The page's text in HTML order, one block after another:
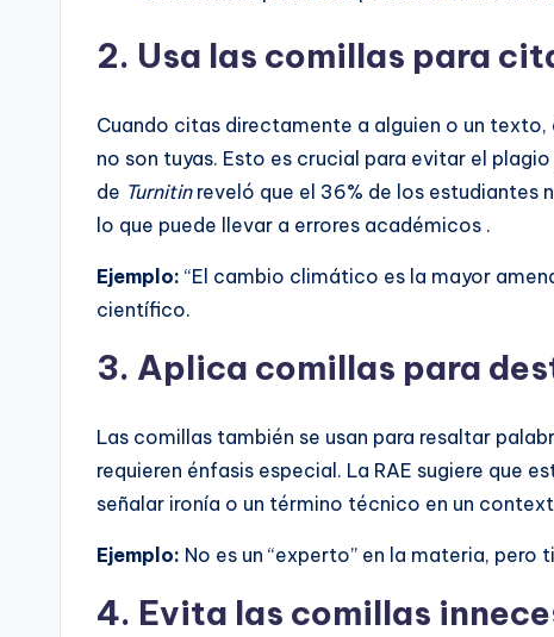
2. Usa las comillas para
Cuando citas directamente a alguien o un
no son tuyas. Esto es crucial para evitar el
de Turnitinreveló que el 36% de los estudiantes
lo que puede llevar a errores académicos .
Ejemplo: “El cambio climático es la mayor
científico.
3. Aplica comillas para
Las comillas también se usan para resaltar
requieren énfasis especial. La RAE sugiere que
señalar ironía o un término técnico en un
Ejemplo: No es un “experto” en la materia,
4. Evita las comillas